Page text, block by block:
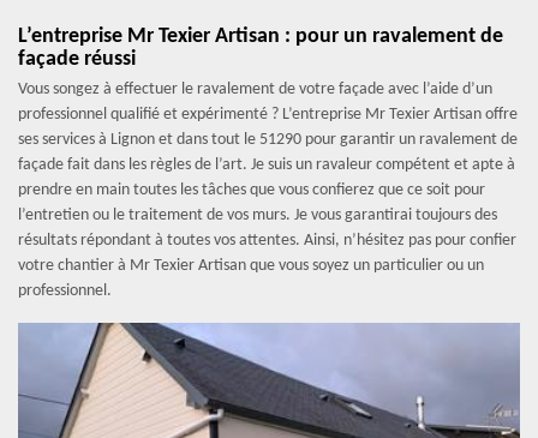
L’entreprise Mr Texier Artisan : pour un ravalement de
façade réussi
Vous songez à effectuer le ravalement de votre façade avec l’aide d’un
professionnel qualifié et expérimenté ? L’entreprise Mr Texier Artisan offre
ses services à Lignon et dans tout le 51290 pour garantir un ravalement de
façade fait dans les règles de l’art. Je suis un ravaleur compétent et apte à
prendre en main toutes les tâches que vous confierez que ce soit pour
l’entretien ou le traitement de vos murs. Je vous garantirai toujours des
résultats répondant à toutes vos attentes. Ainsi, n’hésitez pas pour confier
votre chantier à Mr Texier Artisan que vous soyez un particulier ou un
professionnel.